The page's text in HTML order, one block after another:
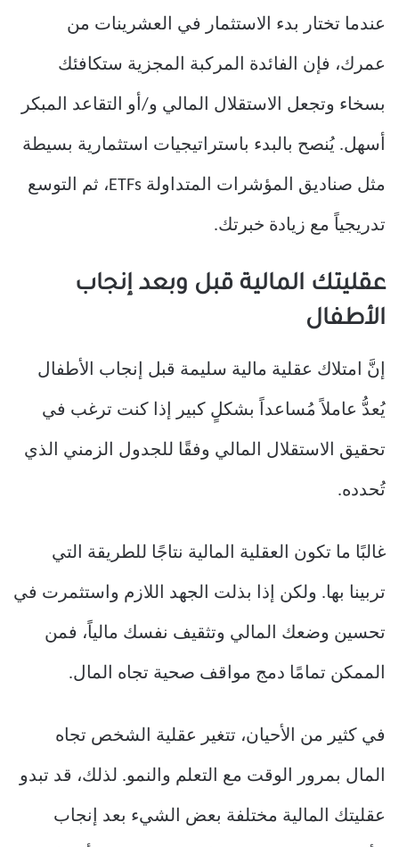
عندما تختار بدء الاستثمار في العشرينات من
عمرك، فإن الفائدة المركبة المجزية ستكافئك
بسخاء وتجعل الاستقلال المالي و/أو التقاعد المبكر
أسهل. يُنصح بالبدء باستراتيجيات استثمارية بسيطة
مثل صناديق المؤشرات المتداولة ETFs، ثم التوسع
تدريجياً مع زيادة خبرتك.
عقليتك المالية قبل وبعد إنجاب
الأطفال
إنَّ امتلاك عقلية مالية سليمة قبل إنجاب الأطفال
يُعدُّ عاملاً مُساعداً بشكلٍ كبير إذا كنت ترغب في
تحقيق الاستقلال المالي وفقًا للجدول الزمني الذي
تُحدده.
غالبًا ما تكون العقلية المالية نتاجًا للطريقة التي
تربينا بها. ولكن إذا بذلت الجهد اللازم واستثمرت في
تحسين وضعك المالي وتثقيف نفسك مالياً، فمن
الممكن تمامًا دمج مواقف صحية تجاه المال.
في كثير من الأحيان، تتغير عقلية الشخص تجاه
المال بمرور الوقت مع التعلم والنمو. لذلك، قد تبدو
عقليتك المالية مختلفة بعض الشيء بعد إنجاب